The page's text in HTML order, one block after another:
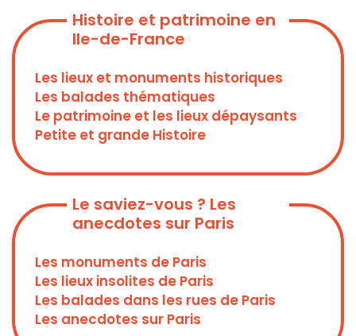
Histoire et patrimoine en
Ile-de-France
Les lieux et monuments historiques
Les balades thématiques
Le patrimoine et les lieux dépaysants
Petite et grande Histoire
Le saviez-vous ? Les
anecdotes sur Paris
Les monuments de Paris
Les lieux insolites de Paris
Les balades dans les rues de Paris
Les anecdotes sur Paris